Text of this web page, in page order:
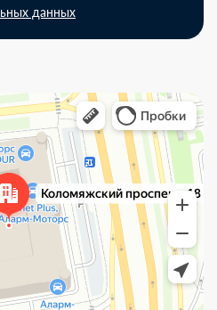
данных